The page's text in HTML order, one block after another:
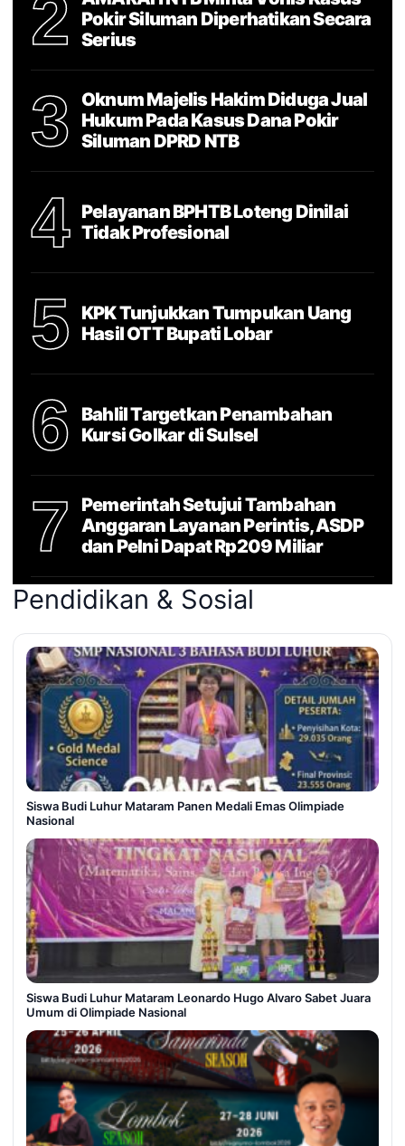
2
Pokir Siluman Diperhatikan Secara
Serius
3
Oknum Majelis Hakim Diduga Jual
Hukum Pada Kasus Dana Pokir
Siluman DPRD NTB
4
Pelayanan BPHTB Loteng Dinilai
Tidak Profesional
5
KPK Tunjukkan Tumpukan Uang
Hasil OTT Bupati Lobar
6
Bahlil Targetkan Penambahan
Kursi Golkar di Sulsel
7
Pemerintah Setujui Tambahan
Anggaran Layanan Perintis, ASDP
dan Pelni Dapat Rp209 Miliar
Pendidikan & Sosial
Siswa Budi Luhur Mataram Panen Medali Emas Olimpiade
Nasional
Siswa Budi Luhur Mataram Leonardo Hugo Alvaro Sabet Juara
Umum di Olimpiade Nasional